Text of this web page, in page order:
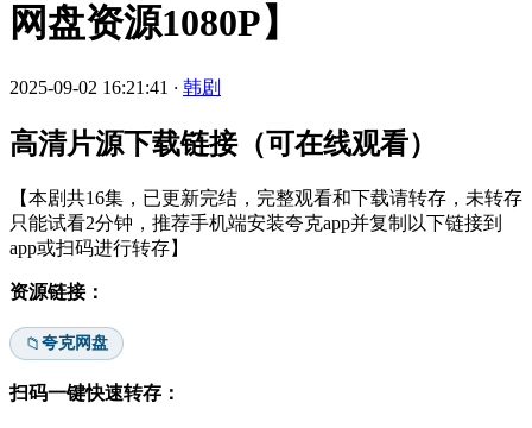
网盘资源1080P】
2025-09-02 16:21:41 · 韩剧
高清片源下载链接（可在线观看）
【本剧共16集，已更新完结，完整观看和下载请转存，未转存
只能试看2分钟，推荐手机端安装夸克app并复制以下链接到
app或扫码进行转存】
资源链接：
📁夸克网盘
扫码一键快速转存：